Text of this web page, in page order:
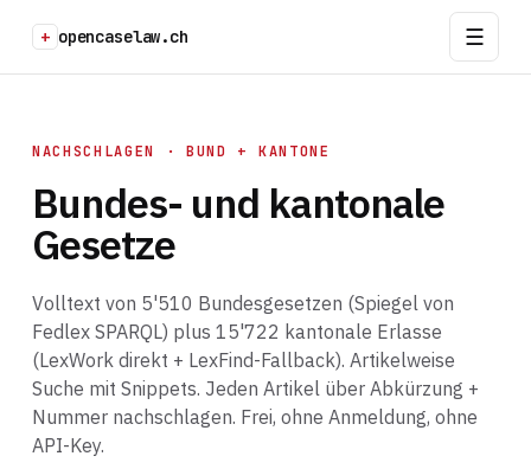
+ opencaselaw.ch
NACHSCHLAGEN · BUND + KANTONE
Bundes- und kantonale
Gesetze
Volltext von 5'510 Bundesgesetzen (Spiegel von
Fedlex SPARQL) plus 15'722 kantonale Erlasse
(LexWork direkt + LexFind-Fallback). Artikelweise
Suche mit Snippets. Jeden Artikel über Abkürzung +
Nummer nachschlagen. Frei, ohne Anmeldung, ohne
API-Key.